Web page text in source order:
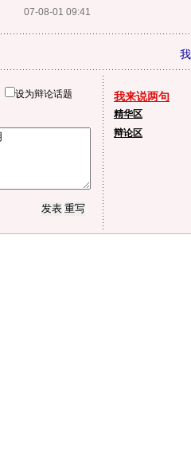
07-08-01 09:41
设为辩论话题 我来说两句
精华区
辩论区